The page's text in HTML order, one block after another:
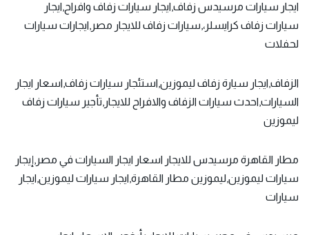
ايجار سيارات مرسيدس زفاف,ايجار سيارات زفاف وافراح,ايجار
سيارات زفاف كرايسلر،,سيارات زفاف للايجار مصر,ايجارات سيارات
لحفلات
الزفاف,ايجار سيارة زفاف ليموزين,استئجار سيارات زفاف,اسعار ايجار
السيارات,احدث سيارات الزفاف والافراح للايجار,تأجير سيارات زفاف
ليموزين
مطار القاهرة مرسيدس للايجار اسعار ايجار السيارات في مصر,إيجار
سيارات ليموزين,ليموزين مطار القاهرة,ايجار سيارات ليموزين,ايجار
سيارات